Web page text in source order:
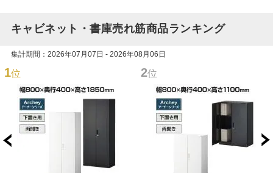
キャビネット・書庫売れ筋商品ランキング
集計期間：2026年07月07日 - 2026年08月06日
1位 2位